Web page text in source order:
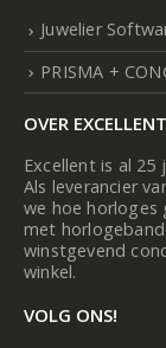
Juwelier
PRISMA +
OVER EXCELLENT
Excellent is al
Als leverancier
we hoe horloges
met
winstgevend
winkel.
VOLG ONS!